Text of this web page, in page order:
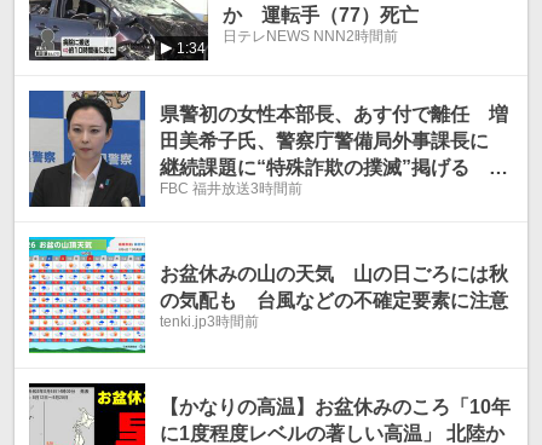
1:34
か 運転手（77）死亡
日テレNEWS NNN2時間前
県警初の女性本部長、あす付で離任 増
田美希子氏、警察庁警備局外事課長に
継続課題に“特殊詐欺の撲滅”掲げる 後
任は警察庁交通規制課長の平野雄介氏
FBC 福井放送3時間前
お盆休みの山の天気 山の日ごろには秋
の気配も 台風などの不確定要素に注意
tenki.jp3時間前
【かなりの高温】お盆休みのころ「10年
に1度程度レベルの著しい高温」 北陸か